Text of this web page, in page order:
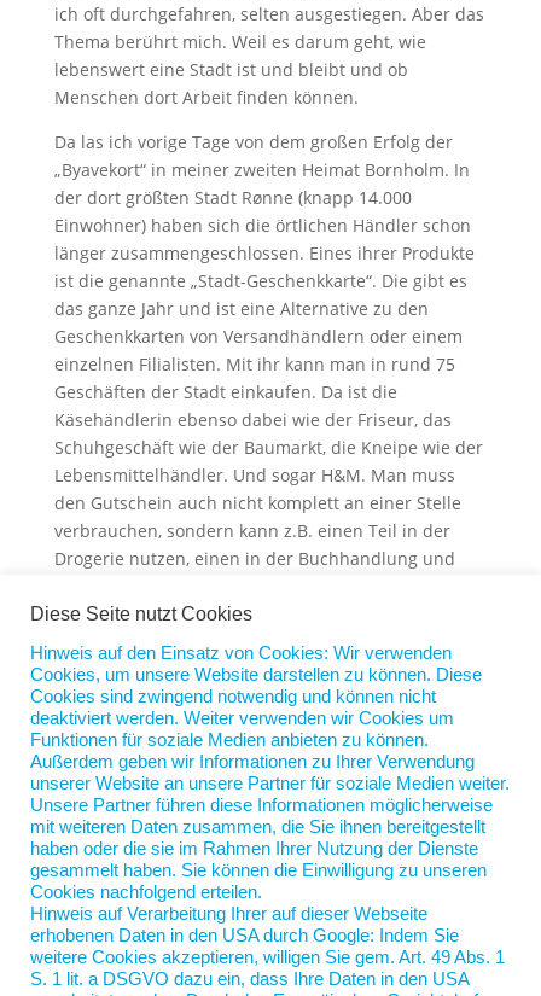
ich oft durchgefahren, selten ausgestiegen. Aber das
Thema berührt mich. Weil es darum geht, wie
lebenswert eine Stadt ist und bleibt und ob
Menschen dort Arbeit finden können.
Da las ich vorige Tage von dem großen Erfolg der
„Byavekort“ in meiner zweiten Heimat Bornholm. In
der dort größten Stadt Rønne (knapp 14.000
Einwohner) haben sich die örtlichen Händler schon
länger zusammengeschlossen. Eines ihrer Produkte
ist die genannte „Stadt-Geschenkkarte“. Die gibt es
das ganze Jahr und ist eine Alternative zu den
Geschenkkarten von Versandhändlern oder einem
einzelnen Filialisten. Mit ihr kann man in rund 75
Geschäften der Stadt einkaufen. Da ist die
Käsehändlerin ebenso dabei wie der Friseur, das
Schuhgeschäft wie der Baumarkt, die Kneipe wie der
Lebensmittelhändler. Und sogar H&M. Man muss
den Gutschein auch nicht komplett an einer Stelle
verbrauchen, sondern kann z.B. einen Teil in der
Drogerie nutzen, einen in der Buchhandlung und
in der Stadt, der Textilhändler kauft von seiner
Einnahme bei der Optikerin und die beim
Weinhändler.
Die Kunden unterstützen das, nach vielen Jahren
gleichbleibenden Umsatzes konnten die Karte 2024
eine Umsatzsteigerung von 11,4% verzeichnen. Ich
weiß, dass eine solche Lösung nicht überall
funktioniert, aber sie zeigt, dass man mit
intelligenten gemeinschaftlichen Ideen nicht alles
Geld dem Versandhandel überlassen muss.
Diese Seite nutzt Cookies
Hinweis auf den Einsatz von Cookies: Wir verwenden
Cookies, um unsere Website darstellen zu können. Diese
Cookies sind zwingend notwendig und können nicht
deaktiviert werden. Weiter verwenden wir Cookies um
Funktionen für soziale Medien anbieten zu können.
Außerdem geben wir Informationen zu Ihrer Verwendung
unserer Website an unsere Partner für soziale Medien weiter.
Unsere Partner führen diese Informationen möglicherweise
mit weiteren Daten zusammen, die Sie ihnen bereitgestellt
haben oder die sie im Rahmen Ihrer Nutzung der Dienste
gesammelt haben. Sie können die Einwilligung zu unseren
Cookies nachfolgend erteilen.
Hinweis auf Verarbeitung Ihrer auf dieser Webseite
erhobenen Daten in den USA durch Google: Indem Sie
weitere Cookies akzeptieren, willigen Sie gem. Art. 49 Abs. 1
S. 1 lit. a DSGVO dazu ein, dass Ihre Daten in den USA